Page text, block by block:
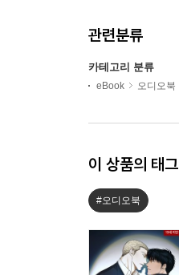
관련분류
카테고리 분류
eBook 오디오북
이 상품의 태그
#오디오북